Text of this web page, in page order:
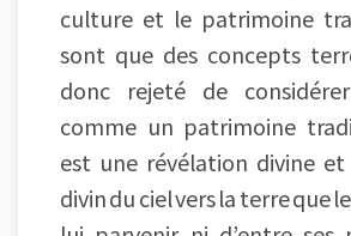
culture et le patrimoine
sont que des concepts
donc rejeté de
comme un patrimoine
est une révélation divine et
divin du ciel vers la terre que